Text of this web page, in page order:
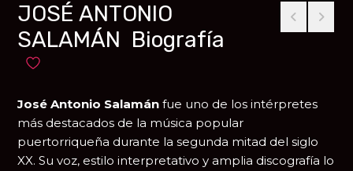
JOSÉ ANTONIO
SALAMÁN Biografía
Añadir a favoritos
José Antonio Salamán fue uno de los intérpretes
más destacados de la música popular
puertorriqueña durante la segunda mitad del siglo
XX. Su voz, estilo interpretativo y amplia discografía lo